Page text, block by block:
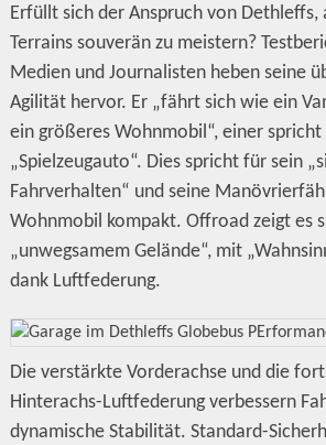
Erfüllt sich der Anspruch von Dethleffs,
Terrains souverän zu meistern?
Medien und Journalisten heben seine
Agilität hervor. Er „fährt sich wie ein
ein größeres Wohnmobil“, einer
„Spielzeugauto“. Dies spricht für sein
Fahrverhalten“ und seine
Wohnmobil kompakt. Offroad zeigt es
„unwegsamem Gelände“, mit
dank Luftfederung.
Die verstärkte Vorderachse und die
Hinterachs-Luftfederung verbessern
dynamische Stabilität. Standard-